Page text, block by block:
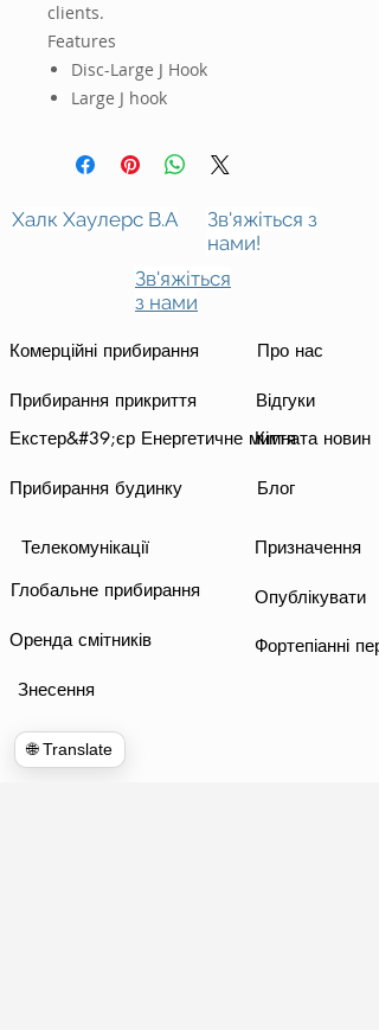
clients.
Features
Disc-Large J Hook
Large J hook
Халк Хаулерс В.А
Зв'яжіться з
нами!
Зв'яжіться
з нами
Комерційні прибирання
Прибирання прикриття
Екстер&#39;єр Енергетичне миття
Прибирання будинку
Телекомунікації
Глобальне прибирання
Оренда смітників
Про нас
Відгуки
Кімната новин
Блог
Призначення
Опублікувати
Фортепіанні
Знесення
🌐 Translate